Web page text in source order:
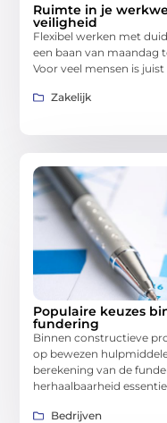
Ruimte in je
veiligheid
Flexibel werken met
een baan van maandag
Voor veel mensen is juist
Zakelijk
Populaire keuzes
fundering
Binnen constructieve
op bewezen
berekening van de
herhaalbaarheid
Bedrijven